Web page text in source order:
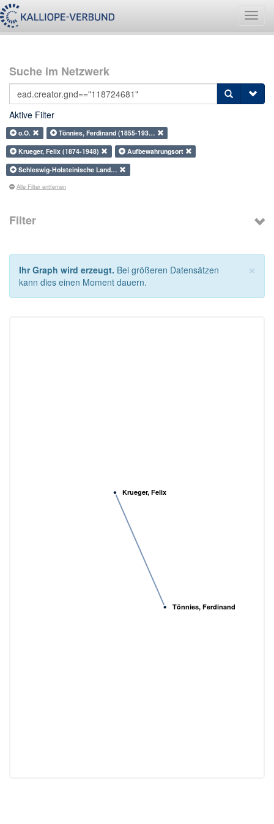
Suche im Netzwerk
Aktive Filter
o.O.
Tönnies, Ferdinand (1855-193…
Krueger, Felix (1874-1948)
Aufbewahrungsort
Schleswig-Holsteinische Land…
Alle Filter entfernen
Filter
×
Ihr Graph wird erzeugt. Bei größeren Datensätzen
kann dies einen Moment dauern.
Tönnies, Ferdinand
Krueger, Felix